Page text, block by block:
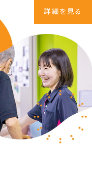
詳細を見る